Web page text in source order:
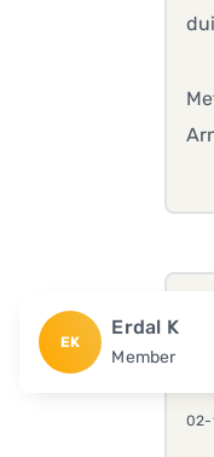
EK
Erdal K
Member
02-